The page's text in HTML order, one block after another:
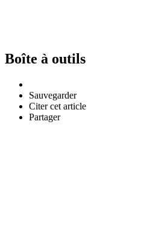
Boîte à outils
Sauvegarder
Citer cet article
Partager